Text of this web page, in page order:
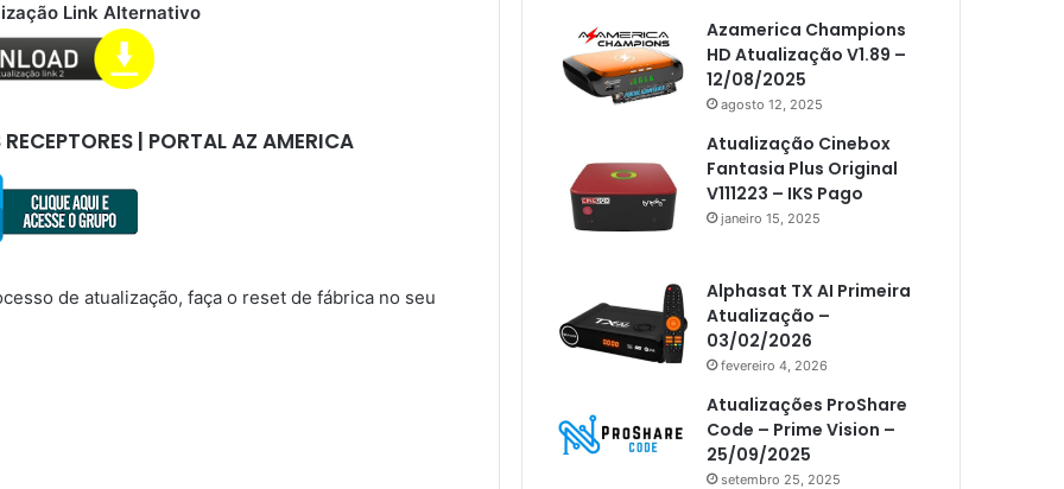
Link Alternativo
| PORTAL AZ AMERICA
de atualização, faça o reset de fábrica no seu
Atacado Games
Athomics
Athomics Eon
Athomics i3
Athomics i3 Bold
Athomics inspire Qi Compact
Athomics Inspire Qi Lite
Athomics T3
Atto
Azamerica Champions
HD Atualização V1.89 –
12/08/2025
agosto 12, 2025
Atualização Cinebox
Fantasia Plus Original
V111223 – IKS Pago
janeiro 15, 2025
Alphasat TX AI Primeira
Atualização –
03/02/2026
fevereiro 4, 2026
Atualizações ProShare
Code – Prime Vision –
25/09/2025
setembro 25, 2025